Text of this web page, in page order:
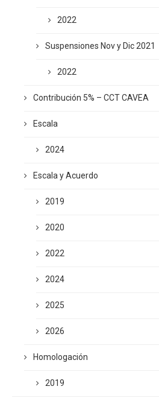
2022
Suspensiones Nov y Dic 2021
2022
Contribución 5% – CCT CAVEA
Escala
2024
Escala y Acuerdo
2019
2020
2022
2024
2025
2026
Homologación
2019